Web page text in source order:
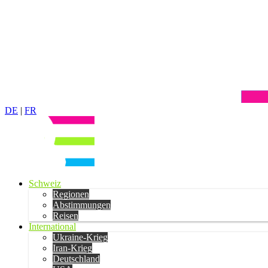
DE | FR
Schweiz
Regionen
Abstimmungen
Reisen
International
Ukraine-Krieg
Iran-Krieg
Deutschland